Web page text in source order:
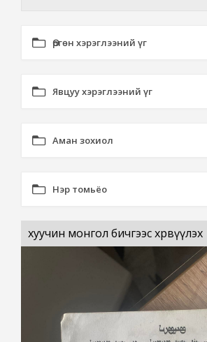
Өргөн хэрэглээний үг
Явцуу хэрэглээний үг
Аман зохиол
Нэр томьёо
хуучин монгол бичгээс хөрвүүлэх